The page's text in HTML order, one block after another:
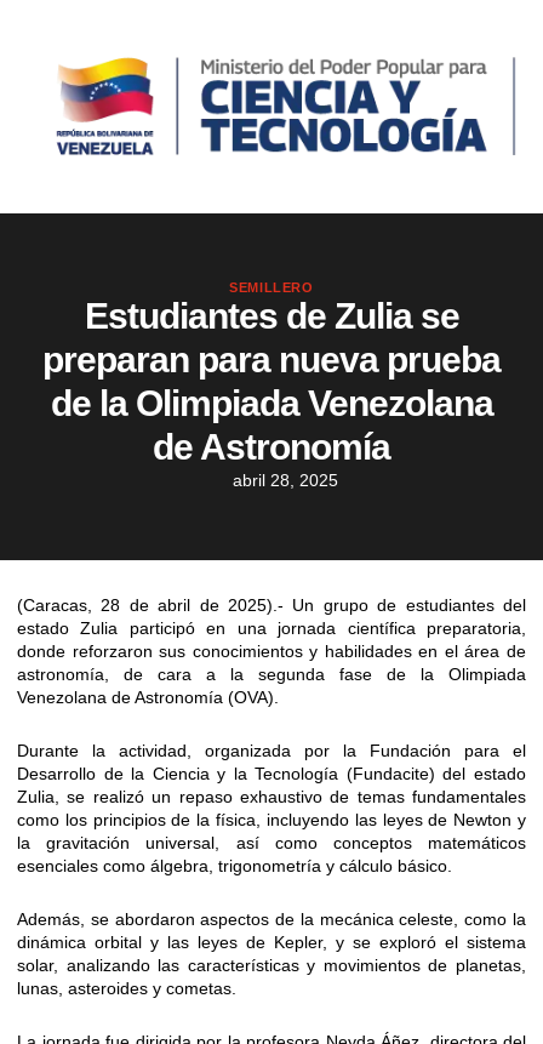
SEMILLERO
Estudiantes de Zulia se
preparan para nueva prueba
de la Olimpiada Venezolana
de Astronomía
abril 28, 2025
(Caracas, 28 de abril de 2025).- Un grupo de estudiantes del
estado Zulia participó en una jornada científica preparatoria,
donde reforzaron sus conocimientos y habilidades en el área de
astronomía, de cara a la segunda fase de la Olimpiada
Venezolana de Astronomía (OVA).
Durante la actividad, organizada por la Fundación para el
Desarrollo de la Ciencia y la Tecnología (Fundacite) del estado
Zulia, se realizó un repaso exhaustivo de temas fundamentales
como los principios de la física, incluyendo las leyes de Newton y
la gravitación universal, así como conceptos matemáticos
esenciales como álgebra, trigonometría y cálculo básico.
Además, se abordaron aspectos de la mecánica celeste, como la
dinámica orbital y las leyes de Kepler, y se exploró el sistema
solar, analizando las características y movimientos de planetas,
lunas, asteroides y cometas.